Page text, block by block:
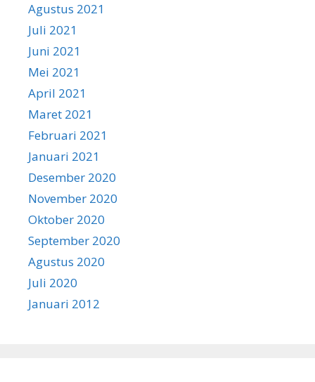
Agustus 2021
Juli 2021
Juni 2021
Mei 2021
April 2021
Maret 2021
Februari 2021
Januari 2021
Desember 2020
November 2020
Oktober 2020
September 2020
Agustus 2020
Juli 2020
Januari 2012